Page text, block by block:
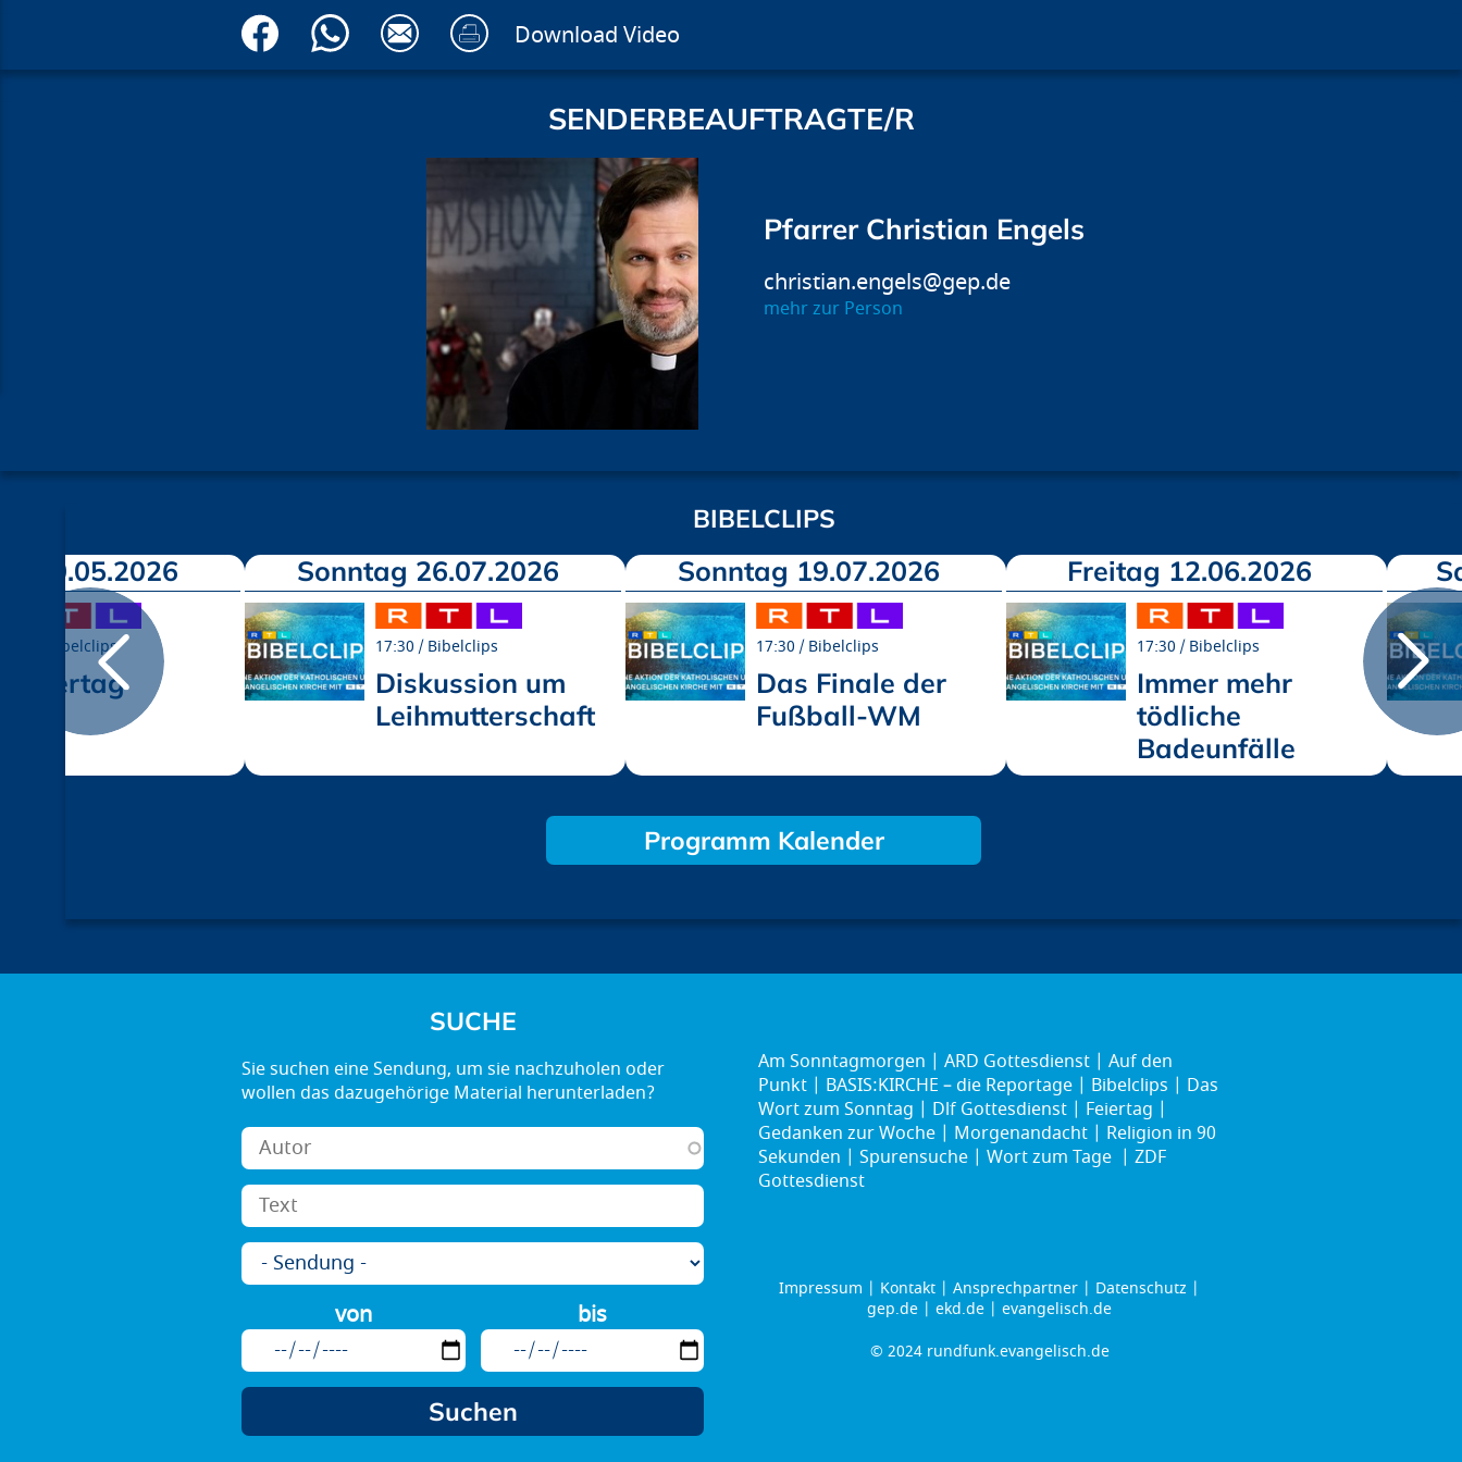
Download Video
SENDERBEAUFTRAGTE/R
Pfarrer Christian Engels
christian.engels@gep.de
mehr zur Person
BIBELCLIPS
10.05.2026
Bibelclips
Sonntag 26.07.2026
17:30 Bibelclips
Diskussion um
Leihmutterschaft
Sonntag 19.07.2026
17:30 Bibelclips
Das Finale der
Fußball-WM
Freitag 12.06.2026
17:30 Bibelclips
Immer mehr
tödliche
Badeunfälle
Programm Kalender
SUCHE
von bis
Am Sonntagmorgen ARD Gottesdienst
Auf den
Punkt
BASIS:KIRCHE – die Reportage Bibelclips
Das
Wort zum Sonntag
Dlf Gottesdienst
Feiertag
Gedanken zur Woche
Morgenandacht
Religion in 90
Sekunden
Spurensuche Wort zum Tage
ZDF
Gottesdienst
Impressum Kontakt Ansprechpartner
Datenschutz
gep.de
ekd.de
evangelisch.de
© 2024 rundfunk.evangelisch.de